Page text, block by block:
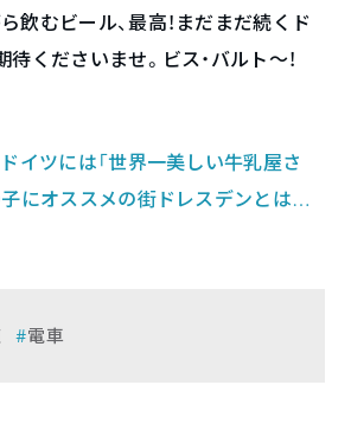
飲むビール、最高！まだまだ続くド
待くださいませ。ビス・バルト〜！
ドイツには「世界一美しい牛乳屋さ
子にオススメの街ドレスデンとは…
電車